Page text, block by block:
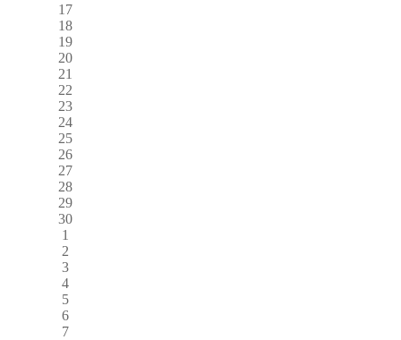
17
18
19
20
21
22
23
24
25
26
27
28
29
30
1
2
3
4
5
6
7